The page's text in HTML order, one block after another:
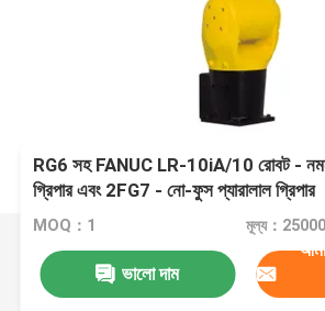
RG6 সহ FANUC LR-10iA/10 রোবট -
গ্রিপার এবং 2FG7 - নো-ফুস প্যারালাল গ্রিপার
MOQ：1 মূল্য：
ভালো দাম